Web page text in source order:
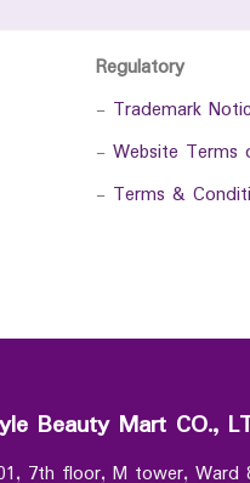
Regulatory
- Trademark
- Website Terms
- Terms &
Beauty Mart CO.,
7th floor, M tower,